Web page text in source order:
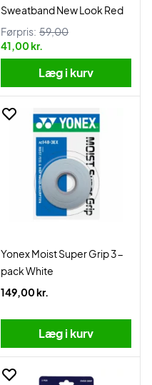
Sweatband New Look Red
Førpris: 59,00
41,00 kr.
Læg i kurv
Yonex Moist Super Grip 3-
pack White
149,00 kr.
Læg i kurv